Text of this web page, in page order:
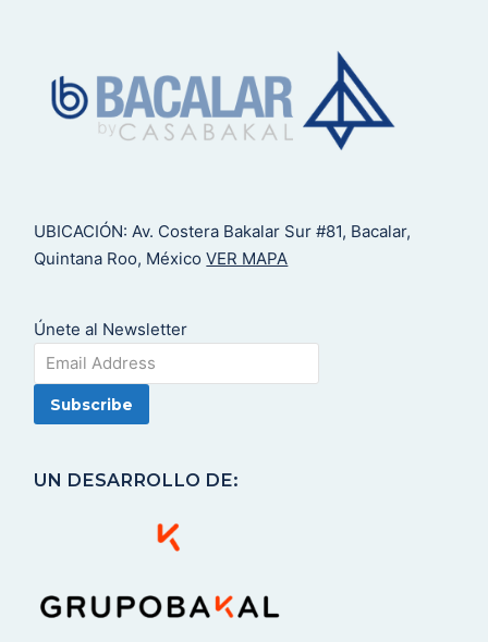
UBICACIÓN: Av. Costera Bakalar Sur #81, Bacalar,
Quintana Roo, MéxicoVER MAPA
Únete al Newsletter
UN DESARROLLO DE: